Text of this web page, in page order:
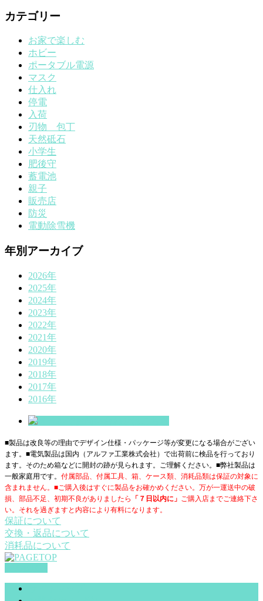
カテゴリー
お家で楽しむ
ホビー
ポータブル電源
マスク
仕入れ
停電
入荷
刃物 包丁
天然砥石
小学生
肥後守
蓄電池
親子
販売店
防災
電動除雪機
年別アーカイブ
2026年
2025年
2024年
2023年
2022年
2021年
2020年
2019年
2018年
2017年
2016年
■製品は改良等の理由でデザイン仕様・パッケージ等が変更になる場合がござい
ます。■電気製品は国内（アルファ工業株式会社）で出荷前に検品を行っており
ます。そのため箱などに開封の跡が見られます。ご理解ください。■弊社製品は
一般家庭用です。 付属部品、付属工具、箱、ケース類、消耗品類は保証の対象に
含まれません。■ご購入後はすぐに製品をお確かめください。万が一運送中の破
損、部品不足、初期不良がありましたら
「７日以内に」 ご購入店までご連絡下さ
い。それを過ぎますと内容により有料になります。
保証について
交換・返品について
消耗品について